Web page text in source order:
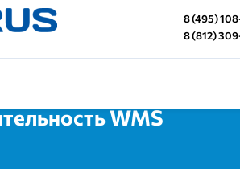
8 (495)
8 (812)
WMS